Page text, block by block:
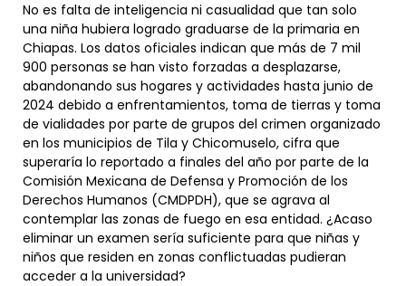
No es falta de inteligencia ni casualidad que tan solo
una niña hubiera logrado graduarse de la primaria en
Chiapas. Los datos oficiales indican que más de 7 mil
900 personas se han visto forzadas a desplazarse,
abandonando sus hogares y actividades hasta junio de
2024 debido a enfrentamientos, toma de tierras y toma
de vialidades por parte de grupos del crimen organizado
en los municipios de Tila y Chicomuselo, cifra que
superaría lo reportado a finales del año por parte de la
Comisión Mexicana de Defensa y Promoción de los
Derechos Humanos (CMDPDH), que se agrava al
contemplar las zonas de fuego en esa entidad. ¿Acaso
eliminar un examen sería suficiente para que niñas y
niños que residen en zonas conflictuadas pudieran
acceder a la universidad?